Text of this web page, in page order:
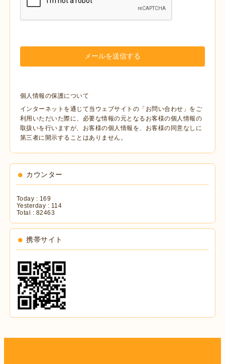
個人情報の保護について
インターネットを通じて当ウェブサイトの「お問い合わせ」をご
利用いただいた際に、必要な情報の元となるお客様の個人情報の
取扱いを行いますが、お客様の個人情報を、お客様の同意なしに
第三者に開示することはありません。
カウンター
Today : 169
Yesterday : 114
Total : 82463
携帯サイト